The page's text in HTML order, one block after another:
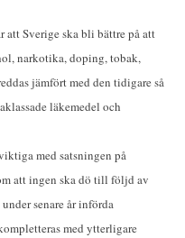
att Sverige ska bli bättre på att
narkotika, doping, tobak,
jämfört med den tidigare så
läkemedel och
med satsningen på
att ingen ska dö till följd av
senare år införda
med ytterligare